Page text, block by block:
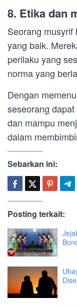
8. Etika dan
Seorang musyrif
yang baik.
perilaku yang
norma yang
Dengan
seseorang
dan mampu
dalam
Sebarkan ini:
Posting terkait: